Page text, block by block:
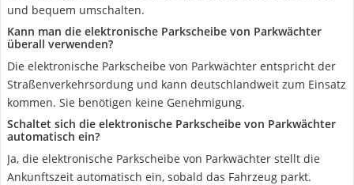
und bequem umschalten.
Kann man die elektronische Parkscheibe von Parkwächter
überall verwenden?
Die elektronische Parkscheibe von Parkwächter entspricht der
Straßenverkehrsordung und kann deutschlandweit zum Einsatz
kommen. Sie benötigen keine Genehmigung.
Schaltet sich die elektronische Parkscheibe von Parkwächter
automatisch ein?
Ja, die elektronische Parkscheibe von Parkwächter stellt die
Ankunftszeit automatisch ein, sobald das Fahrzeug parkt.